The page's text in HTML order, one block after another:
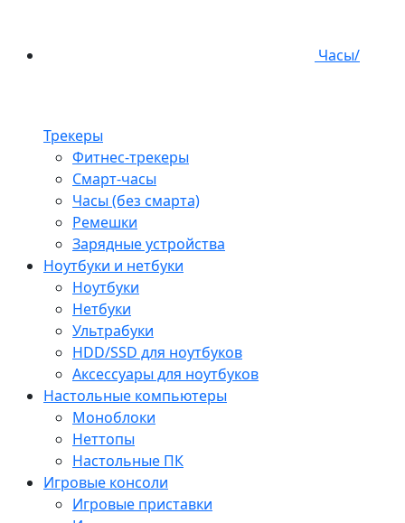
Часы/
Трекеры
Фитнес-трекеры
Смарт-часы
Часы (без смарта)
Ремешки
Зарядные устройства
Ноутбуки и нетбуки
Ноутбуки
Нетбуки
Ультрабуки
HDD/SSD для ноутбуков
Аксессуары для ноутбуков
Настольные компьютеры
Моноблоки
Неттопы
Настольные ПК
Игровые консоли
Игровые приставки